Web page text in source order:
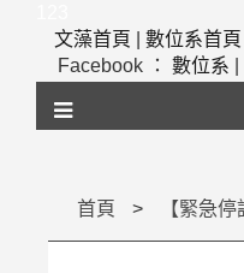
文藻首頁
數位系首頁
Facebook ： 數位系
首頁